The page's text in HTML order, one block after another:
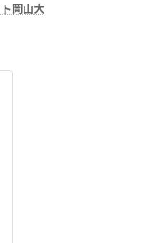
岡山大